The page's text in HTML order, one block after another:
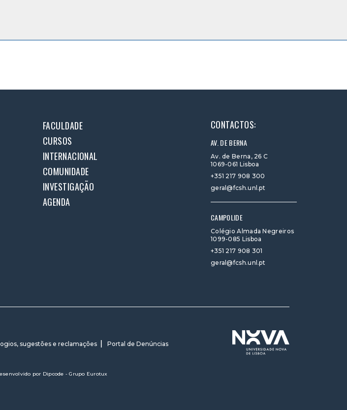
FACULDADE
CURSOS
INTERNACIONAL
COMUNIDADE
INVESTIGAÇÃO
AGENDA
CONTACTOS:
AV. DE BERNA
Av. de Berna, 26 C
1069-061 Lisboa
+351 217 908 300
geral@fcsh.unl.pt
CAMPOLIDE
Colégio Almada Negreiros
1099-085 Lisboa
+351 217 908 301
geral@fcsh.unl.pt
sugestões e reclamações Portal de Denúncias
por Dipcode - Grupo Eurotux